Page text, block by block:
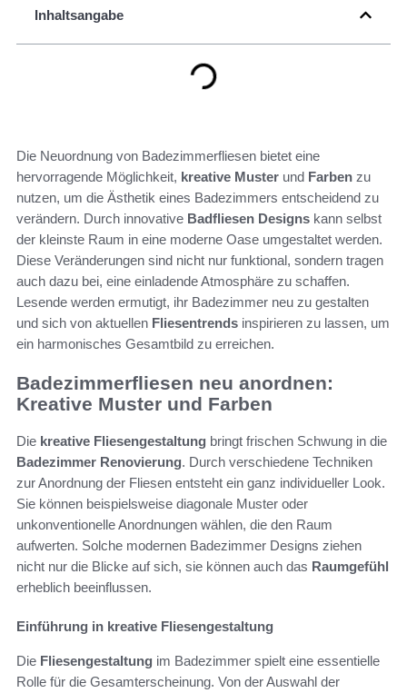
Inhaltsangabe
Die Neuordnung von Badezimmerfliesen bietet eine
hervorragende Möglichkeit, kreative Muster und Farben zu
nutzen, um die Ästhetik eines Badezimmers entscheidend zu
verändern. Durch innovative Badfliesen Designs kann selbst
der kleinste Raum in eine moderne Oase umgestaltet werden.
Diese Veränderungen sind nicht nur funktional, sondern tragen
auch dazu bei, eine einladende Atmosphäre zu schaffen.
Lesende werden ermutigt, ihr Badezimmer neu zu gestalten
und sich von aktuellen Fliesentrends inspirieren zu lassen, um
ein harmonisches Gesamtbild zu erreichen.
Badezimmerfliesen neu anordnen:
Kreative Muster und Farben
Die kreative Fliesengestaltung bringt frischen Schwung in die
Badezimmer Renovierung. Durch verschiedene Techniken
zur Anordnung der Fliesen entsteht ein ganz individueller Look.
Sie können beispielsweise diagonale Muster oder
unkonventionelle Anordnungen wählen, die den Raum
aufwerten. Solche modernen Badezimmer Designs ziehen
nicht nur die Blicke auf sich, sie können auch das Raumgefühl
erheblich beeinflussen.
Einführung in kreative Fliesengestaltung
Die Fliesengestaltung im Badezimmer spielt eine essentielle
Rolle für die Gesamterscheinung. Von der Auswahl der